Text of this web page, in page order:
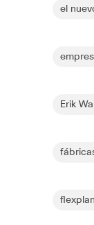
el
Erik
flexplan